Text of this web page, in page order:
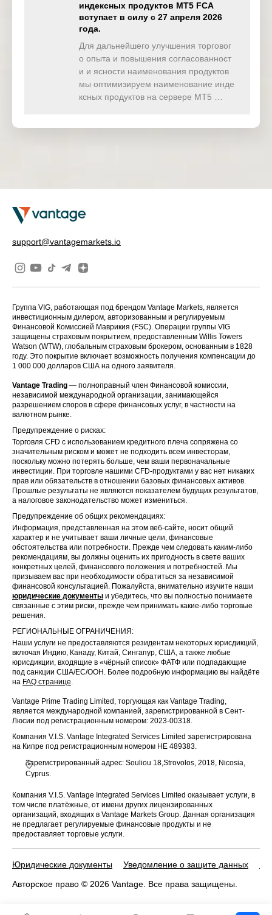
индексных продуктов MT5 FCA
вступает в силу с 27 апреля 2026
года.
Для дальнейшего улучшения торговог
о опыта и повышения согласованност
и и ясности наименования продуктов
мы оптимизируем наименование инде
ксных продуктов на сервере MT5 …
support@vantagemarkets.io
Группа VIG, работающая под брендом Vantage Markets, является
инвестиционным дилером, авторизованным и регулируемым
Финансовой Комиссией Маврикия (FSC). Операции группы VIG
защищены страховым покрытием, предоставленным Willis Towers
Watson (WTW), глобальным страховым брокером, основанным в 1828
году. Это покрытие включает возможность получения компенсации до
1 000 000 долларов США на одного заявителя.
Vantage Trading — полноправный член Финансовой комиссии,
независимой международной организации, занимающейся
разрешением споров в сфере финансовых услуг, в частности на
валютном рынке.
Предупреждение о рисках:
Торговля CFD с использованием кредитного плеча сопряжена со
значительным риском и может не подходить всем инвесторам,
поскольку можно потерять больше, чем ваши первоначальные
инвестиции. При торговле нашими CFD-продуктами у вас нет никаких
прав или обязательств в отношении базовых финансовых активов.
Прошлые результаты не являются показателем будущих результатов,
а налоговое законодательство может измениться.
Предупреждение об общих рекомендациях:
Информация, представленная на этом веб-сайте, носит общий
характер и не учитывает ваши личные цели, финансовые
обстоятельства или потребности. Прежде чем следовать каким-либо
рекомендациям, вы должны оценить их пригодность в свете ваших
конкретных целей, финансового положения и потребностей. Мы
призываем вас при необходимости обратиться за независимой
финансовой консультацией. Пожалуйста, внимательно изучите наши
юридические документы и убедитесь, что вы полностью понимаете
связанные с этим риски, прежде чем принимать какие-либо торговые
решения.
РЕГИОНАЛЬНЫЕ ОГРАНИЧЕНИЯ:
Наши услуги не предоставляются резидентам некоторых юрисдикций,
включая Индию, Канаду, Китай, Сингапур, США, а также любые
юрисдикции, входящие в «чёрный список» ФАТФ или подпадающие
под санкции США/ЕС/ООН. Более подробную информацию вы найдёте
на FAQ странице.
Vantage Prime Trading Limited, торгующая как Vantage Trading,
является международной компанией, зарегистрированной в Сент-
Люсии под регистрационным номером: 2023-00318.
Компания V.I.S. Vantage Integrated Services Limited зарегистрирована
на Кипре под регистрационным номером HE 489383.
Зарегистрированный адрес: Souliou 18,Strovolos, 2018, Nicosia,
Cyprus.
Компания V.I.S. Vantage Integrated Services Limited оказывает услуги, в
том числе платёжные, от имени других лицензированных
организаций, входящих в Vantage Markets Group. Данная организация
не предлагает регулируемые финансовые продукты и не
предоставляет торговые услуги.
Юридические документы Уведомление о защите данных
Авторское право © 2026 Vantage. Все права защищены.